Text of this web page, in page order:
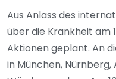
Aus Anlass des
über die Krankheit am
Aktionen geplant. An
in München, Nürnberg,